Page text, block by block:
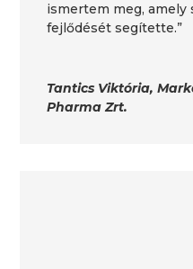
ismertem meg, amely
fejlődését segítette.”
Tantics Viktória,
Pharma Zrt.